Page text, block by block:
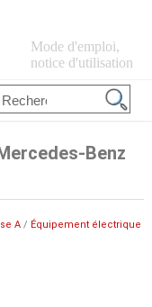
Mode d'emploi,
notice d'utilisation
Benz
A/ Équipement électrique